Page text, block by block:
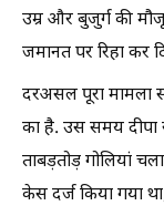
उम्र और बुजुर्ग की
जमानत पर रिहा कर
दरअसल पूरा मामला
का है. उस समय दीपा
ताबड़तोड़ गोलियां
केस दर्ज किया गया